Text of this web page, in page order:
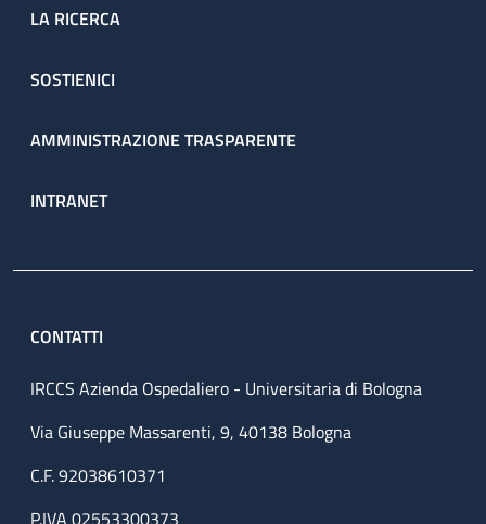
LA RICERCA
SOSTIENICI
AMMINISTRAZIONE TRASPARENTE
INTRANET
CONTATTI
IRCCS Azienda Ospedaliero - Universitaria di Bologna
Via Giuseppe Massarenti, 9, 40138 Bologna
C.F. 92038610371
P.IVA 02553300373